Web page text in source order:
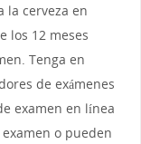
la cerveza en
los 12 meses
Tenga en
de exámenes
examen en línea
o pueden